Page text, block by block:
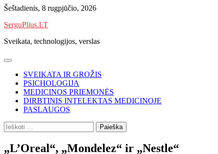
Skip
content
Šeštadienis, 8 rugpjūčio, 2026
SerguPlius.LT
Sveikata, technologijos, verslas
SVEIKATA IR GROŽIS
PSICHOLOGIJA
MEDICINOS PRIEMONĖS
DIRBTINIS INTELEKTAS MEDICINOJE
PASLAUGOS
Ieškoti:
„L’Oreal“, „Mondelez“ ir „Nestle“